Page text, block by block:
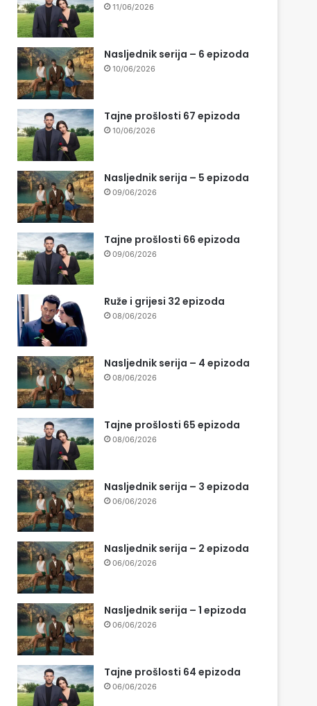
11/06/2026
Nasljednik serija – 6 epizoda
10/06/2026
Tajne prošlosti 67 epizoda
10/06/2026
Nasljednik serija – 5 epizoda
09/06/2026
Tajne prošlosti 66 epizoda
09/06/2026
Ruže i grijesi 32 epizoda
08/06/2026
Nasljednik serija – 4 epizoda
08/06/2026
Tajne prošlosti 65 epizoda
08/06/2026
Nasljednik serija – 3 epizoda
06/06/2026
Nasljednik serija – 2 epizoda
06/06/2026
Nasljednik serija – 1 epizoda
06/06/2026
Tajne prošlosti 64 epizoda
06/06/2026